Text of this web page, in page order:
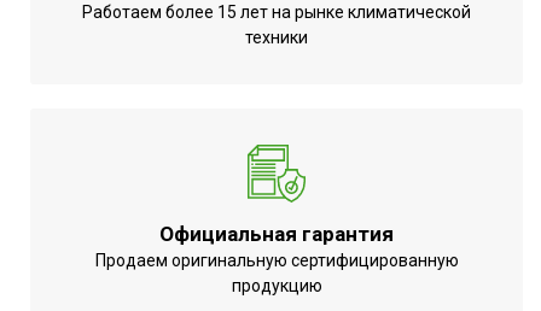
Срок службы
10 лет
Не требуется (штатный USB)
Режим осушения;Система
самодиагностики
неисправности;Таймер на
включение;Таймер на
Работаем более 15 лет на рынке климатической
техники
Официальная гарантия
Продаем оригинальную сертифицированную
продукцию